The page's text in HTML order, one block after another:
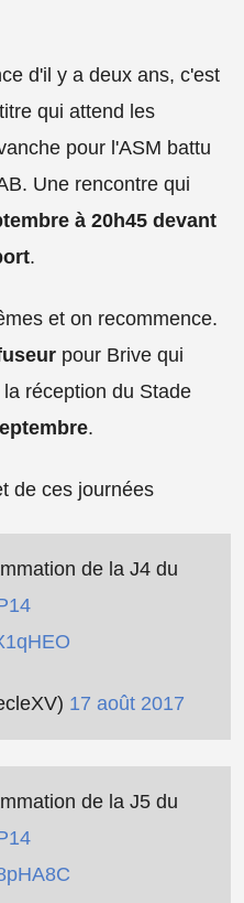
programmés contre La
Racing 92, voici que
programme pour le
d'il y a deux ans, c'est
qui attend les
pour l'ASM battu
à 20h45 devant
.
et on recommence.
pour Brive qui
.
de ces journées
de la J4 du